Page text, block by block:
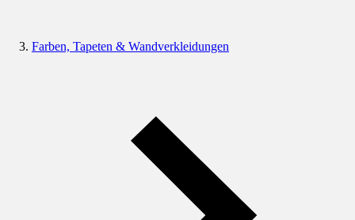
Farben, Tapeten & Wandverkleidungen